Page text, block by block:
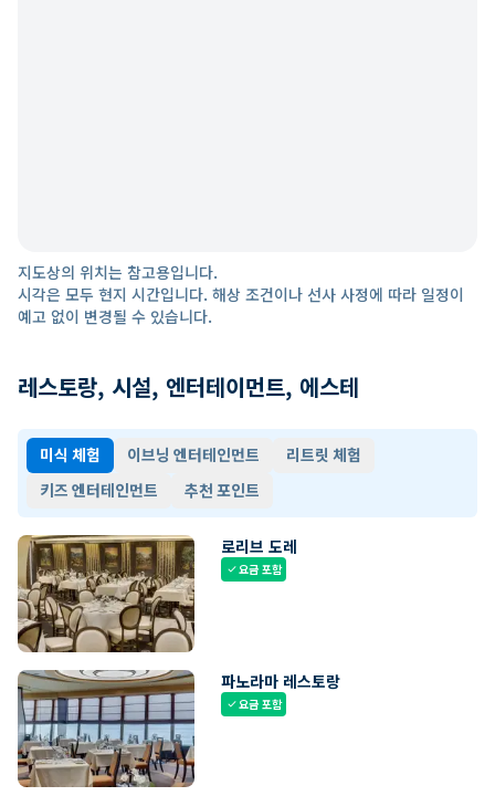
지도상의 위치는 참고용입니다.
시각은 모두 현지 시간입니다. 해상 조건이나 선사 사정에 따라 일정이
예고 없이 변경될 수 있습니다.
레스토랑, 시설, 엔터테이먼트, 에스테
미식 체험 이브닝 엔터테인먼트
리트릿 체험
키즈 엔터테인먼트
추천 포인트
로리브 도레
check요금 포함
파노라마 레스토랑
check요금 포함